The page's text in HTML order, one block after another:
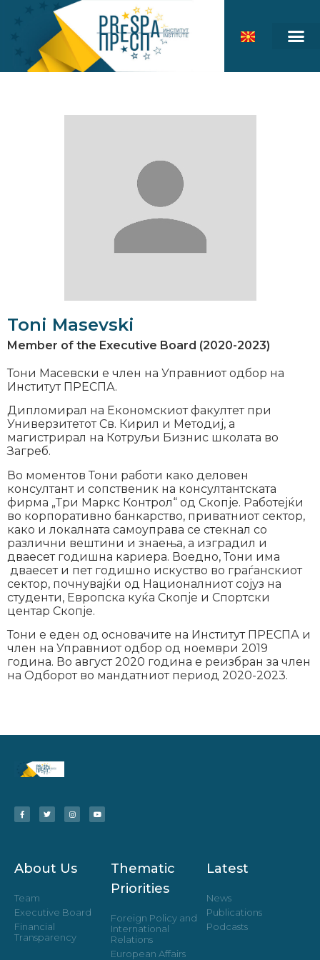
Toni Masevski
Member of the Executive Board (2020-2023)
Тони Масевски е член на Управниот одбор на
Институт ПРЕСПА.
Дипломирал на Економскиот факултет при
Универзитетот Св. Кирил и Методиј, а
магистрирал на Котруљи Бизнис школата во
Загреб.
Во моментов Тони работи како деловен
консултант и сопственик на консултантската
фирма „Три Маркс Контрол“ од Скопје. Работејќи
во корпоративно банкарство, приватниот сектор,
како и локалната самоуправа се стекнал со
различни вештини и знаења, а изградил и
дваесет годишна кариера. Воедно, Тони има
дваесет и пет годишно искуство во граѓанскиот
сектор, почнувајќи од Националниот сојуз на
студенти, Европска куќа Скопје и Спортски
центар Скопје.
Тони е еден од основачите на Институт ПРЕСПА и
член на Управниот одбор од ноември 2019
година. Во август 2020 година е реизбран за член
на Одборот во мандатниот период 2020-2023.
About Us
Team
Executive Board
Financial
Transparency
Thematic
Priorities
Foreign Policy and
International
Relations
European Affairs
Latest
News
Publications
Podcasts